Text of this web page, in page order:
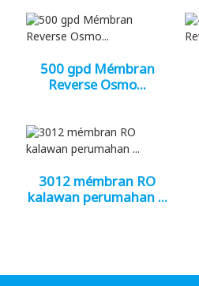
500 gpd Mémbran
Reverse Osmo...
3012 mémbran RO
kalawan perumahan ...